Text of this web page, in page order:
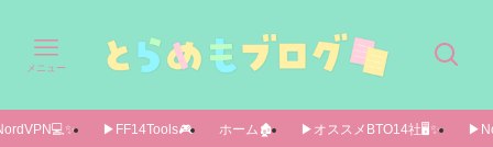
メニュー
▶FF14Tools🎮️ ホーム🏚️ ▶オススメBTO14社🖥️✨️